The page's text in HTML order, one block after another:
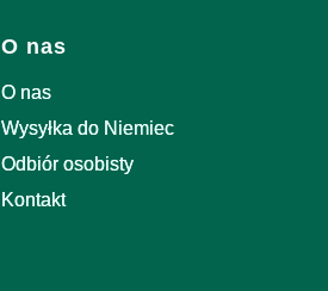
O nas
O nas
Wysyłka do Niemiec
Odbiór osobisty
Kontakt